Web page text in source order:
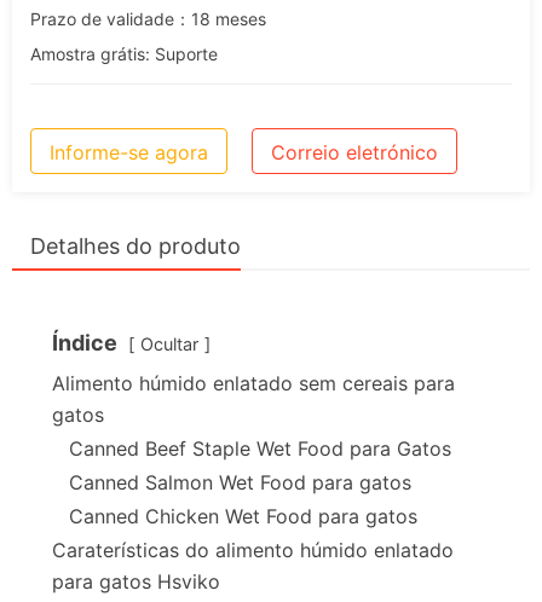
Prazo de validade：18 meses
Amostra grátis: Suporte
Informe-se agora Correio eletrónico
Detalhes do produto
Índice Ocultar
Alimento húmido enlatado sem cereais para
gatos
Canned Beef Staple Wet Food para Gatos
Canned Salmon Wet Food para gatos
Canned Chicken Wet Food para gatos
Caraterísticas do alimento húmido enlatado
para gatos Hsviko